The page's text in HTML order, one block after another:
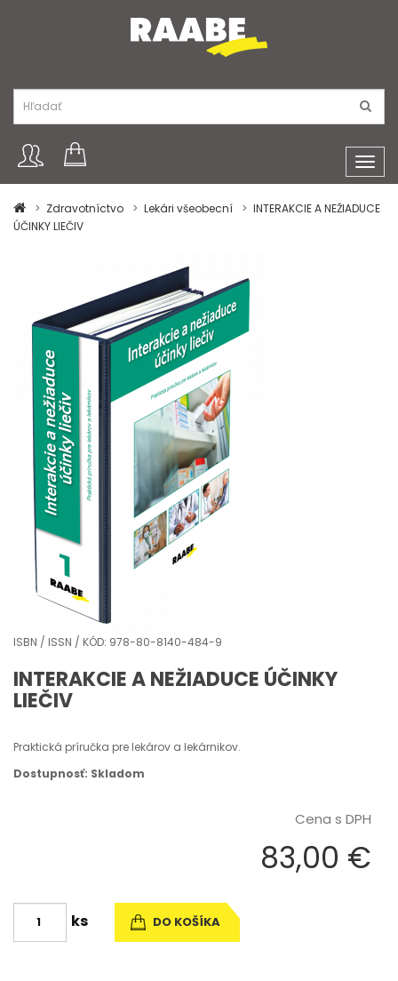
Zdravotníctvo
Lekári všeobecní
INTERAKCIE A NEŽIADUCE
ÚČINKY LIEČIV
ISBN / ISSN / KÓD: 978-80-8140-484-9
INTERAKCIE A NEŽIADUCE ÚČINKY
LIEČIV
Praktická príručka pre lekárov a lekárnikov.
Dostupnosť: Skladom
Cena s DPH
83,00 €
ks DO KOŠÍKA